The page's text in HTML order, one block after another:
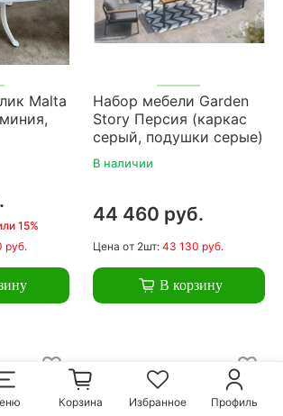
Malta
15%
руб.
Набор мебели Garden
Story Персия (каркас
серый, подушки серые)
В наличии
44 460 руб.
Цена от 2шт: 43 130 руб.
В корзину
Корзина Избранное Профиль